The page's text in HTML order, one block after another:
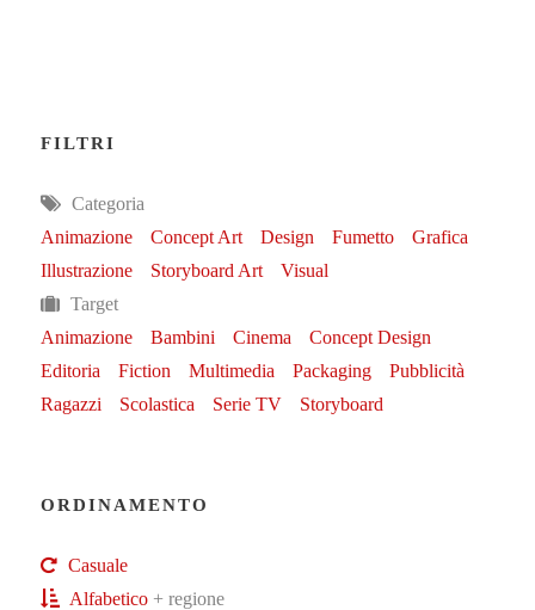
FILTRI
Categoria
Animazione
Concept Art Design Fumetto
Grafica
Illustrazione
Storyboard Art
Visual
Target
Animazione
Bambini Cinema
Concept Design
Editoria
Fiction Multimedia Packaging
Pubblicità
Ragazzi
Scolastica Serie TV Storyboard
ORDINAMENTO
Casuale
Alfabetico + regione